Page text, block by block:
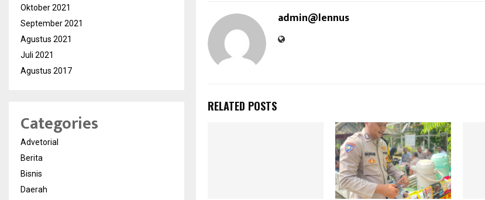
admin@lennus
RELATED POSTS
Oktober 2021
September 2021
Agustus 2021
Juli 2021
Agustus 2017
Categories
Advetorial
Berita
Bisnis
Daerah